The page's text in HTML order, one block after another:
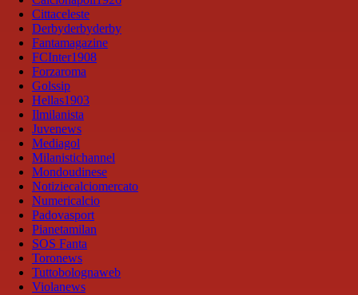
Cittaceleste
Derbyderbyderby
Fantamagazine
FCInter1908
Forzaroma
Golssip
Hellas1903
Ilmilanista
Juvenews
Mediagol
Milanistichannel
Mondoudinese
Notiziecalciomercato
Numericalcio
Padovasport
Pianetamilan
SOS Fanta
Toronews
Tuttobolognaweb
Violanews